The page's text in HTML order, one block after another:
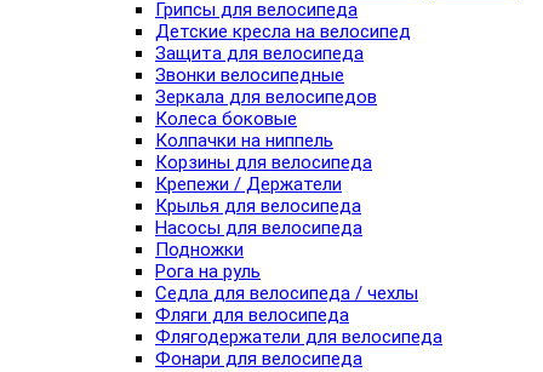
Грипсы для велосипеда
Детские кресла на велосипед
Защита для велосипеда
Звонки велосипедные
Зеркала для велосипедов
Колеса боковые
Колпачки на ниппель
Корзины для велосипеда
Крепежи / Держатели
Крылья для велосипеда
Насосы для велосипеда
Подножки
Рога на руль
Седла для велосипеда / чехлы
Фляги для велосипеда
Флягодержатели для велосипеда
Фонари для велосипеда